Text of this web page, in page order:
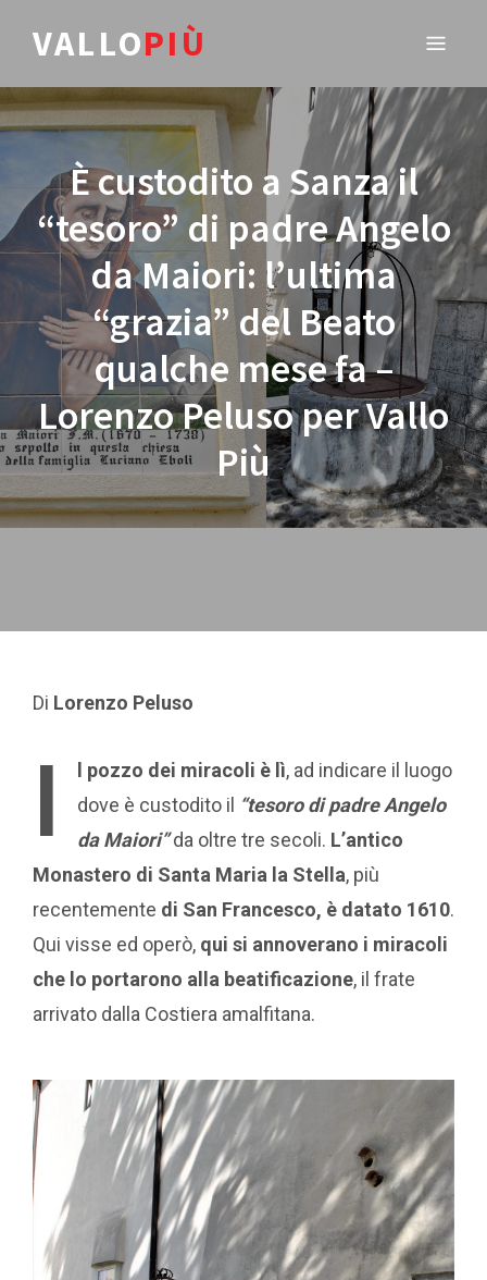
VALLOPIÙ
È custodito a Sanza il
“tesoro” di padre Angelo
da Maiori: l’ultima
“grazia” del Beato
qualche mese fa –
Lorenzo Peluso per Vallo
Più
Di Lorenzo Peluso
I l pozzo dei miracoli è lì, ad indicare il luogo
dove è custodito il “tesoro di padre Angelo
da Maiori”da oltre tre secoli. L’antico
Monastero di Santa Maria la Stella, più
recentemente di San Francesco, è datato 1610.
Qui visse ed operò, qui si annoverano i miracoli
che lo portarono alla beatificazione, il frate
arrivato dalla Costiera amalfitana.